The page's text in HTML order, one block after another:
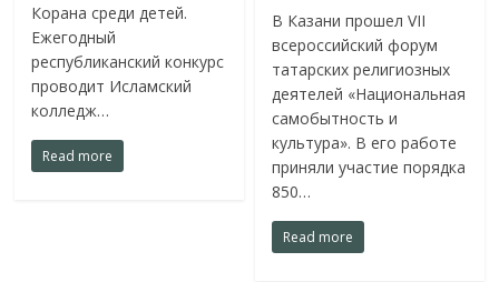
Корана среди детей.
Ежегодный
республиканский конкурс
проводит Исламский
колледж…
Read more
В Казани прошел VII
всероссийский форум
татарских религиозных
деятелей «Национальная
самобытность и
культура». В его работе
приняли участие порядка
850…
Read more